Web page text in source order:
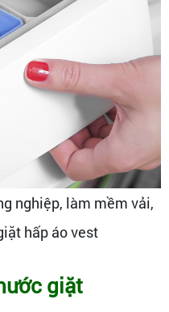
giặt